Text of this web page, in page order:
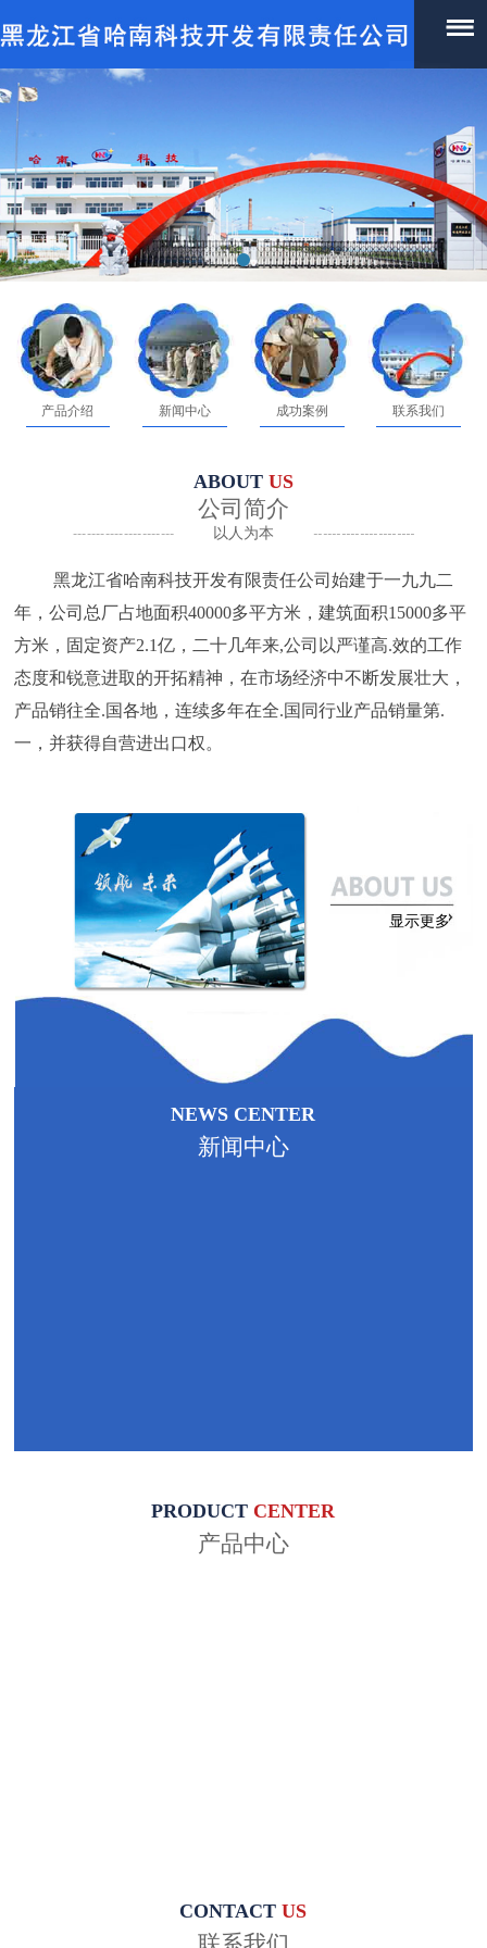
产品介绍 新闻中心 成功案例 联系我们
ABOUT US
公司简介
以人为本
黑龙江省哈南科技开发有限责任公司始建于一九九二
年，公司总厂占地面积40000多平方米，建筑面积15000多平
方米，固定资产2.1亿，二十几年来,公司以严谨高.效的工作
态度和锐意进取的开拓精神，在市场经济中不断发展壮大，
产品销往全.国各地，连续多年在全.国同行业产品销量第.
一，并获得自营进出口权。
显示更多
NEWS CENTER
新闻中心
PRODUCT CENTER
产品中心
CONTACTUS